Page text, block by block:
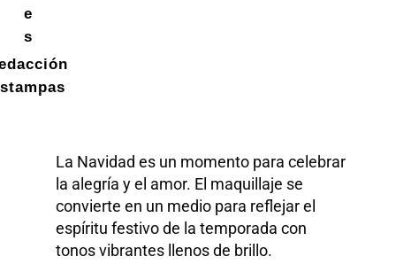
e
s
La Navidad es un momento para celebrar
la alegría y el amor. El maquillaje se
convierte en un medio para reflejar el
espíritu festivo de la temporada con
tonos vibrantes llenos de brillo.